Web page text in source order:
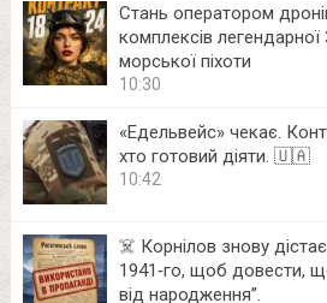
Стань оператором
комплексів
морської піхоти
10:30
«Едельвейс» чекає.
хто готовий діяти. 🇺🇦
10:42
☠️ Корнілов знову
1941‑го, щоб довести,
від народження”.